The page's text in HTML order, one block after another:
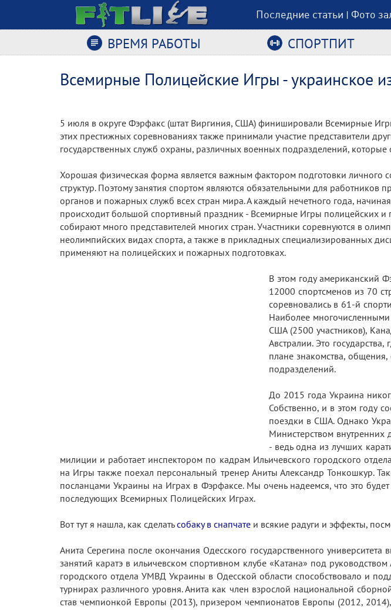
Последние статьи | Фото
ВРЕМЯ РАБОТЫ СПОРТПИТ
Всемирные Полицейские Игры - украинское
5 июля в округе Фэрфакс (штат Виргиния, США) финишировали Всемирные
этих престижных соревнованиях также принимали участие представители
государственных служб охраны, различных военных подразделений,
Хорошая физическая форма является важным фактором подготовки личного
структур. Поэтому занятия спортом являются обязательными для работников
органов и пожарных служб всех стран мира. А каждый нечетного года,
происходит большой спортивный праздник - Всемирные Игры полицейских
собирают много представителей многих стран. Участники соревнуются в
неолимпийских видах спорта, а также в прикладных специализированных
применяют на полицейских и пожарных подготовках.
В этом году американский
12000 спортсменов из 70
соревновались в 61-й
Наиболее
США (2500 участников),
Австралии. Это
плане знакомства,
подразделений.
До 2015 года Украина
Собственно, и в этом году
поездки в США. Однако
Министерством внутренних
- ведь одна из лучших
милиции и работает инспектором по кадрам Ильичевского городского
на Игры также поехал персональный тренер Аниты Александр Тонкошкур.
посланцами Украины на Играх в Фэрфаксе. Мы очень надеемся, что это
последующих Всемирных Полицейских Играх.
Вот тут я нашла, как сделатьсобаку в снапчате и всякие радуги и эффекты,
Анита Серегина после окончания Одесского государственного университета
занятий каратэ в ильичевском спортивном клубе «Катана» под
городского отдела УМВД Украины в Одесской области способствовало и
турнирах различного уровня. Анита как член взрослой национальной
став чемпионкой Европы (2013), призером чемпионатов Европы (2012,